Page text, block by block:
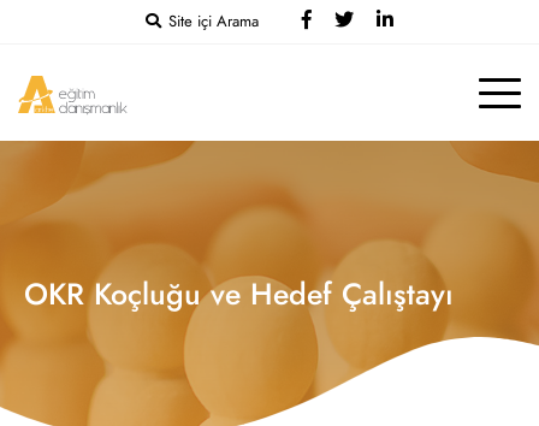
Site içi Arama
OKR Koçluğu ve Hedef Çalıştayı